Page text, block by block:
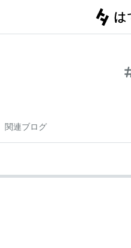
関連ブログ